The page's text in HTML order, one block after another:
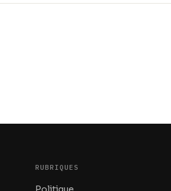
RUBRIQUES